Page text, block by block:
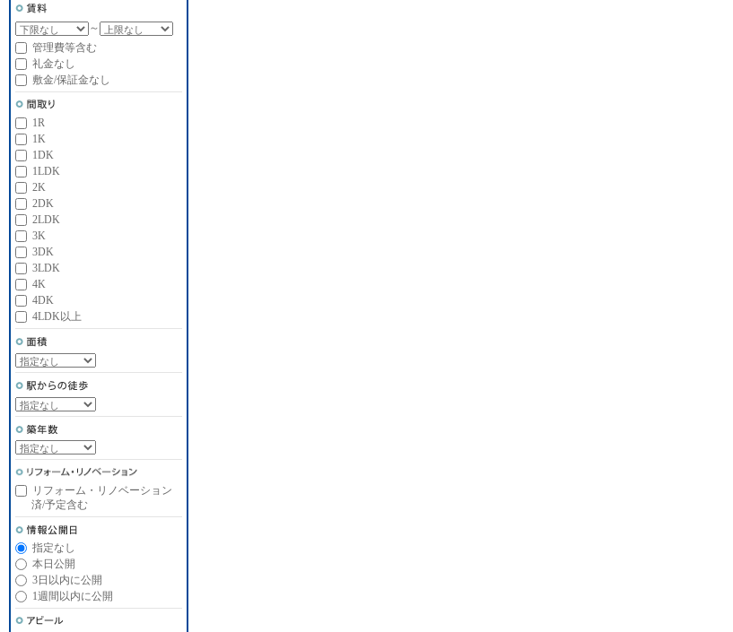
～
管理費等含む
礼金なし
敷金/保証金なし
1R
1K
1DK
1LDK
2K
2DK
2LDK
3K
3DK
3LDK
4K
4DK
4LDK以上
リフォーム・リノベーション
済/予定含む
指定なし
本日公開
3日以内に公開
1週間以内に公開